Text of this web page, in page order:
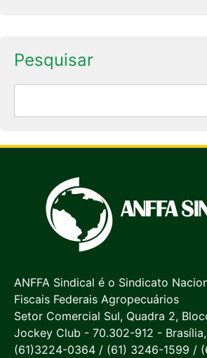
Pesquisar
ANFFA Sindical é o Sindicato
Fiscais Federais Agropecuários
Setor Comercial Sul, Quadra 2,
Jockey Club - 70.302-912 -
(61)3224-0364 / (61) 3246-1599 /